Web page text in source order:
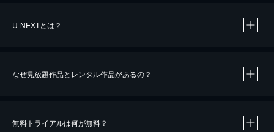
U-NEXTとは？
なぜ見放題作品とレンタル作品があるの？
無料トライアルは何が無料？